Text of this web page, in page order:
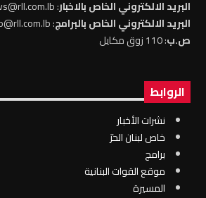
البريد الالكتروني الخاص بالاخبار: news@rll.com.lb
البريد الالكتروني الخاص بالبرامج: info@rll.com.lb
ص.ب: 110 زوق مكايل
الروابط
نشرات الأخبار
خاص لبنان الحرّ
برامج
موقع القوات البنانية
المسيرة